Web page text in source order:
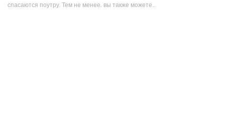
спасаются поутру. Тем не менее, вы также можете...